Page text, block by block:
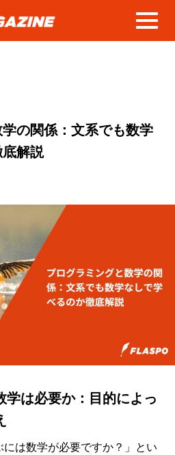
の関係：文系でも数学
解説
学は必要か：目的によっ
には数学が必要ですか？」とい